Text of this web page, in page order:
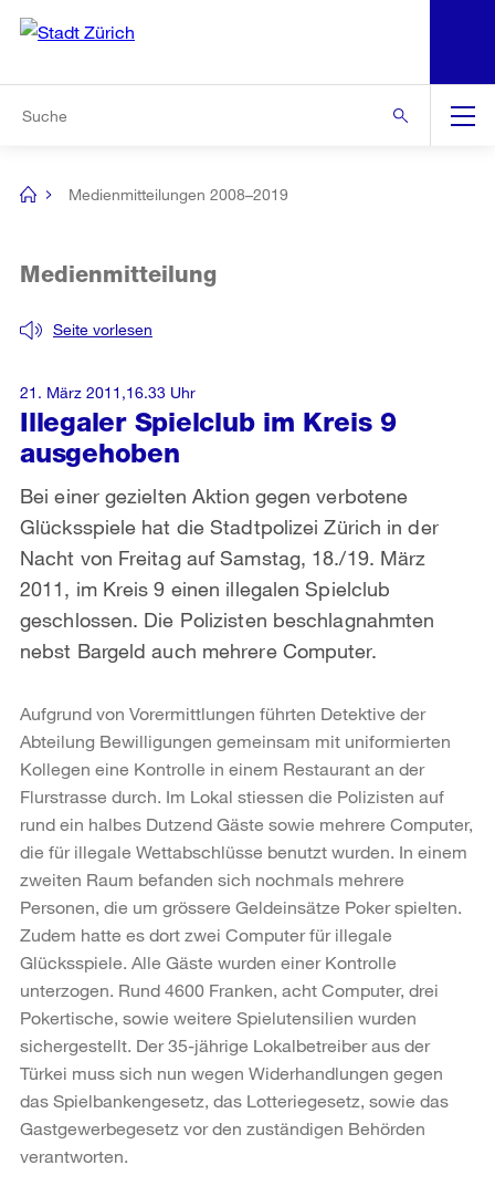
Navigation
[no
Medienmitteilungen 2008–2019
Illegaler Spielclub im Kreis 9
ausgehoben
Seite vorlesen
Medienmitteilung
Bei einer gezielten Aktion gegen verbotene
Glücksspiele hat die Stadtpolizei Zürich in der
Nacht von Freitag auf Samstag, 18./19. März
2011, im Kreis 9 einen illegalen Spielclub
geschlossen. Die Polizisten beschlagnahmten
nebst Bargeld auch mehrere Computer.
21. März 2011,16.33 Uhr
Aufgrund von Vorermittlungen führten Detektive der
Abteilung Bewilligungen gemeinsam mit uniformierten
Kollegen eine Kontrolle in einem Restaurant an der
Flurstrasse durch. Im Lokal stiessen die Polizisten auf
rund ein halbes Dutzend Gäste sowie mehrere Computer,
die für illegale Wettabschlüsse benutzt wurden. In einem
zweiten Raum befanden sich nochmals mehrere
Personen, die um grössere Geldeinsätze Poker spielten.
Zudem hatte es dort zwei Computer für illegale
Glücksspiele. Alle Gäste wurden einer Kontrolle
unterzogen. Rund 4600 Franken, acht Computer, drei
Pokertische, sowie weitere Spielutensilien wurden
sichergestellt. Der 35-jährige Lokalbetreiber aus der
Türkei muss sich nun wegen Widerhandlungen gegen
das Spielbankengesetz, das Lotteriegesetz, sowie das
Gastgewerbegesetz vor den zuständigen Behörden
verantworten.